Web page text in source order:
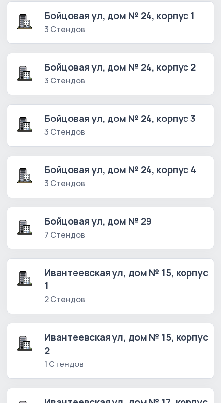
Бойцовая ул, дом № 24, корпус 1
3 Стендов
Бойцовая ул, дом № 24, корпус 2
3 Стендов
Бойцовая ул, дом № 24, корпус 3
3 Стендов
Бойцовая ул, дом № 24, корпус 4
3 Стендов
Бойцовая ул, дом № 29
7 Стендов
Ивантеевская ул, дом № 15, корпус
1
2 Стендов
Ивантеевская ул, дом № 15, корпус
2
1 Стендов